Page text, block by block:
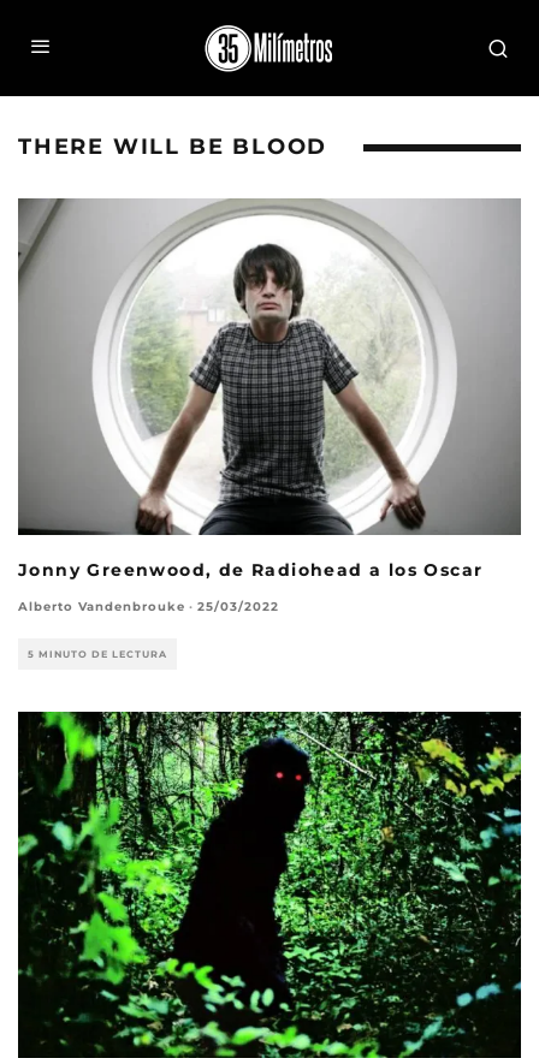
THERE WILL BE BLOOD
Jonny Greenwood, de Radiohead a los Oscar
Alberto Vandenbrouke · 25/03/2022
5 MINUTO DE LECTURA